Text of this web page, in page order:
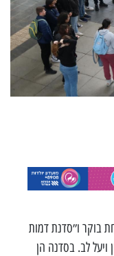
בוקר ו״סדנת דמות
ויעל לב. בסדנה הן